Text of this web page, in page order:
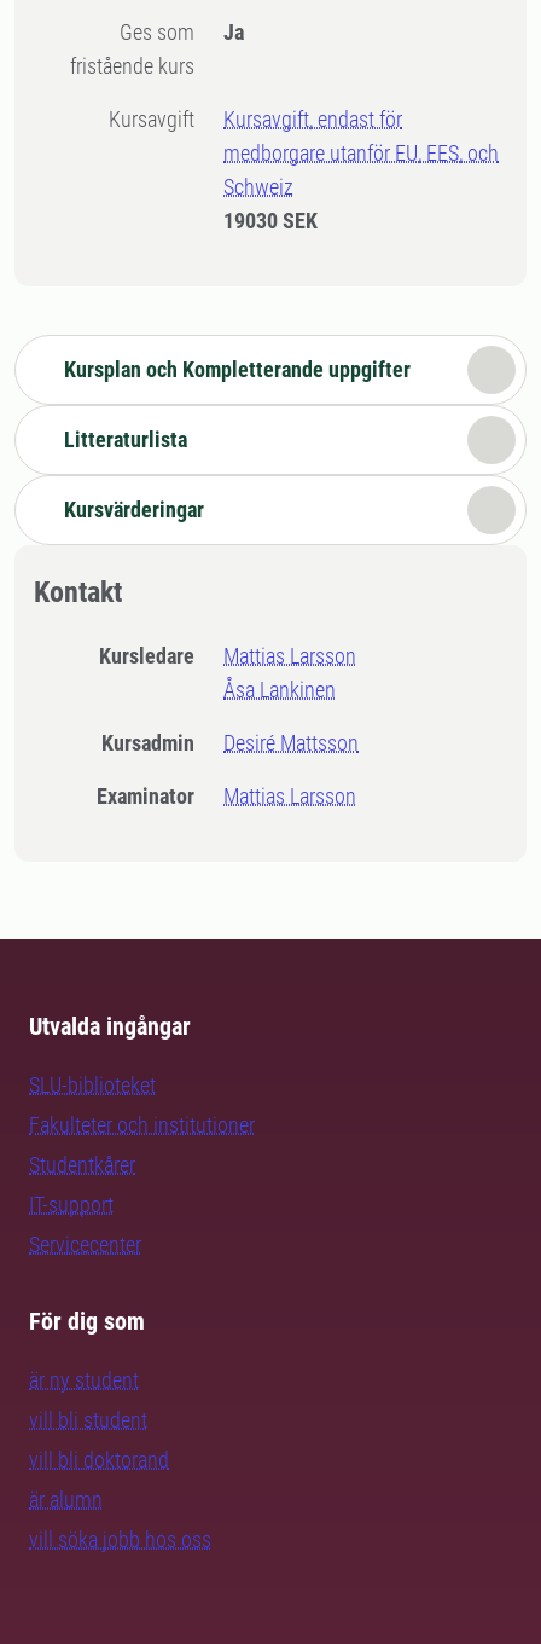
Ges som
fristående kurs
Ja
Kursavgift
Kursavgift, endast för
medborgare utanför EU, EES, och
Schweiz
19030 SEK
Kursplan och Kompletterande uppgifter
Litteraturlista
Kursvärderingar
Kontakt
Kursledare
Mattias Larsson
Åsa Lankinen
Kursadmin Desiré Mattsson
Examinator Mattias Larsson
Utvalda ingångar
SLU-biblioteket
Fakulteter och institutioner
Studentkårer
IT-support
Servicecenter
För dig som
är ny student
vill bli student
vill bli doktorand
är alumn
vill söka jobb hos oss